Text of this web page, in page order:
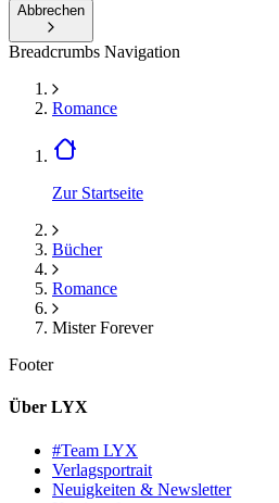
Abbrechen
Breadcrumbs Navigation
Romance
Zur Startseite
Bücher
Romance
Mister Forever
Footer
Über LYX
#Team LYX
Verlagsportrait
Neuigkeiten & Newsletter